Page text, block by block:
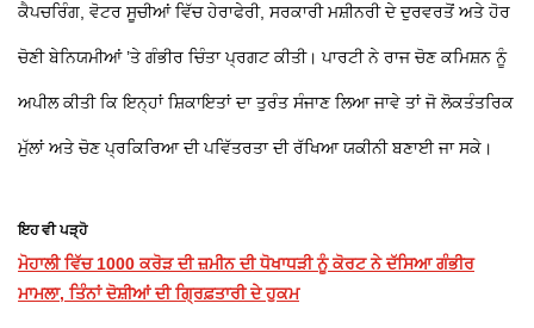
ਕੈਪਚਰਿੰਗ, ਵੋਟਰ ਸੂਚੀਆਂ ਵਿੱਚ ਹੇਰਾਫੇਰੀ, ਸਰਕਾਰੀ ਮਸ਼ੀਨਰੀ ਦੇ ਦੁਰਵਰਤੋਂ ਅਤੇ ਹੋਰ
ਚੋਣੀ ਬੇਨਿਯਮੀਆਂ ’ਤੇ ਗੰਭੀਰ ਚਿੰਤਾ ਪ੍ਰਗਟ ਕੀਤੀ। ਪਾਰਟੀ ਨੇ ਰਾਜ ਚੋਣ ਕਮਿਸ਼ਨ ਨੂੰ
ਅਪੀਲ ਕੀਤੀ ਕਿ ਇਨ੍ਹਾਂ ਸ਼ਿਕਾਇਤਾਂ ਦਾ ਤੁਰੰਤ ਸੰਜਾਣ ਲਿਆ ਜਾਵੇ ਤਾਂ ਜੋ ਲੋਕਤੰਤਰਿਕ
ਮੁੱਲਾਂ ਅਤੇ ਚੋਣ ਪ੍ਰਕਿਰਿਆ ਦੀ ਪਵਿੱਤਰਤਾ ਦੀ ਰੱਖਿਆ ਯਕੀਨੀ ਬਣਾਈ ਜਾ ਸਕੇ।
ਇਹ ਵੀ ਪੜ੍ਹੋ
ਮੋਹਾਲੀ ਵਿੱਚ 1000 ਕਰੋੜ ਦੀ ਜ਼ਮੀਨ ਦੀ ਧੋਖਾਧੜੀ ਨੂੰ ਕੋਰਟ ਨੇ ਦੱਸਿਆ ਗੰਭੀਰ
ਮਾਮਲਾ, ਤਿੰਨਾਂ ਦੋਸ਼ੀਆਂ ਦੀ ਗ੍ਰਿਫ਼ਤਾਰੀ ਦੇ ਹੁਕਮ